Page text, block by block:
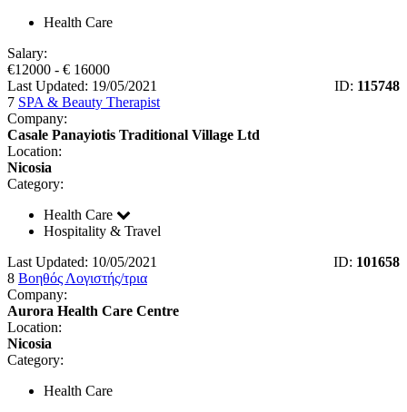
Health Care
Salary:
€12000 - € 16000
Last Updated: 19/05/2021
ID: 115748
7 SPA & Beauty Therapist
Company:
Casale Panayiotis Traditional Village Ltd
Location:
Nicosia
Category:
Health Care
Hospitality & Travel
Last Updated: 10/05/2021
ID: 101658
8 Βοηθός Λογιστής/τρια
Company:
Aurora Health Care Centre
Location:
Nicosia
Category:
Health Care